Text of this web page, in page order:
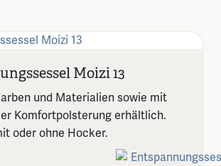
Moizi 13
und Materialien sowie mit
Komfortpolsterung erhältlich.
oder ohne Hocker.